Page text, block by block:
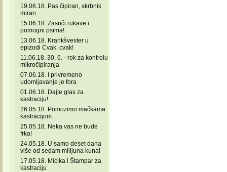
19.06.18. Pas čipiran, skrbnik
miran
15.06.18. Zasuči rukave i
pomogni psima!
13.06.18. Krankšvester u
epizodi Cvak, cvak!
11.06.18. 30. 6. - rok za kontrolu
mikročipiranja
07.06.18. I privremeno
udomljavanje je fora
01.06.18. Dajte glas za
kastraciju!
26.05.18. Pomozimo mačkama
kastracijom
25.05.18. Neka vas ne bude
frka!
24.05.18. U samo deset dana
više od sedam milijuna kuna!
17.05.18. Micika i Štampar za
kastraciju